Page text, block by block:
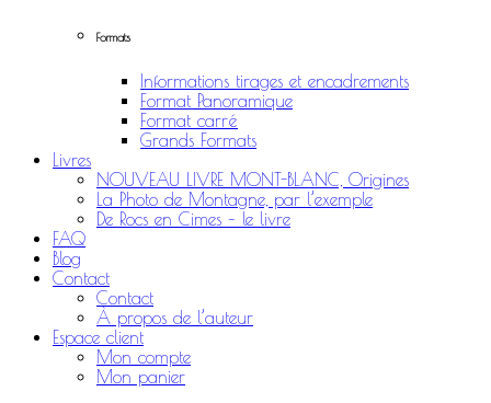
Formats
Informations tirages et encadrements
Format Panoramique
Format carré
Grands Formats
Livres
NOUVEAU LIVRE MONT-BLANC, Origines
La Photo de Montagne, par l’exemple
De Rocs en Cimes – le livre
FAQ
Blog
Contact
Contact
À propos de l’auteur
Espace client
Mon compte
Mon panier